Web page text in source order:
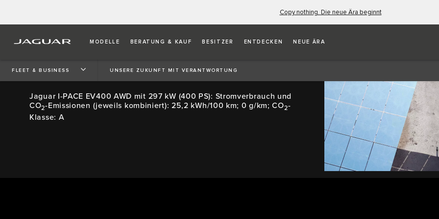
Copy nothing. Die neue Ära beginnt
MODELLE BERATUNG & KAUF BESITZER ENTDECKEN NEUE ÄRA
FLEET & BUSINESS UNSERE ZUKUNFT MIT VERANTWORTUNG
MIT VERANTWORTUNG
Jaguar I-PACE EV400 AWD mit 297 kW (400 PS): Stromverbrauch und
CO2-Emissionen (jeweils kombiniert): 25,2 kWh/100 km; 0 g/km; CO2-
Klasse: A